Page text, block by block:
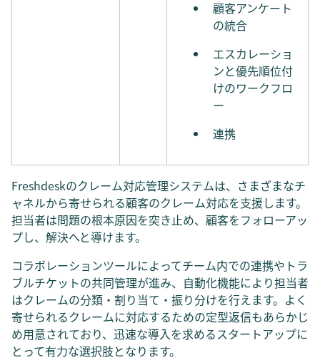
顧客アンケート
の統合
エスカレーショ
ンと優先順位付
けのワークフロ
ー
連携
Freshdeskのクレーム対応管理システムは、さまざまなチ
ャネルから寄せられる顧客のクレーム対応を支援します。
担当者は問題の根本原因を突き止め、顧客をフォローアッ
プし、解決へと導けます。
コラボレーションツールによってチーム内での連携やトラ
ブルチケットの共同管理が進み、自動化機能により担当者
はクレームの分類・割り当て・振り分けを行えます。よく
寄せられるクレームに対応するための定型返信もあらかじ
め用意されており、迅速な導入を求めるスタートアップに
とって有力な選択肢となります。